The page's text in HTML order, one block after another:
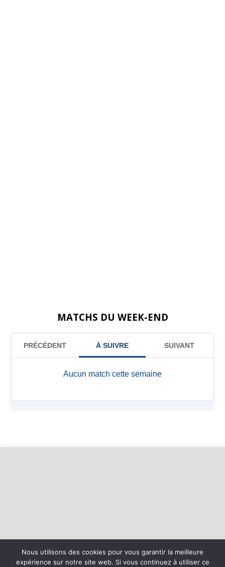
MATCHS DU WEEK-END
Nous utilisons des cookies pour vous garantir la meilleure
expérience sur notre site web. Si vous continuez à utiliser ce